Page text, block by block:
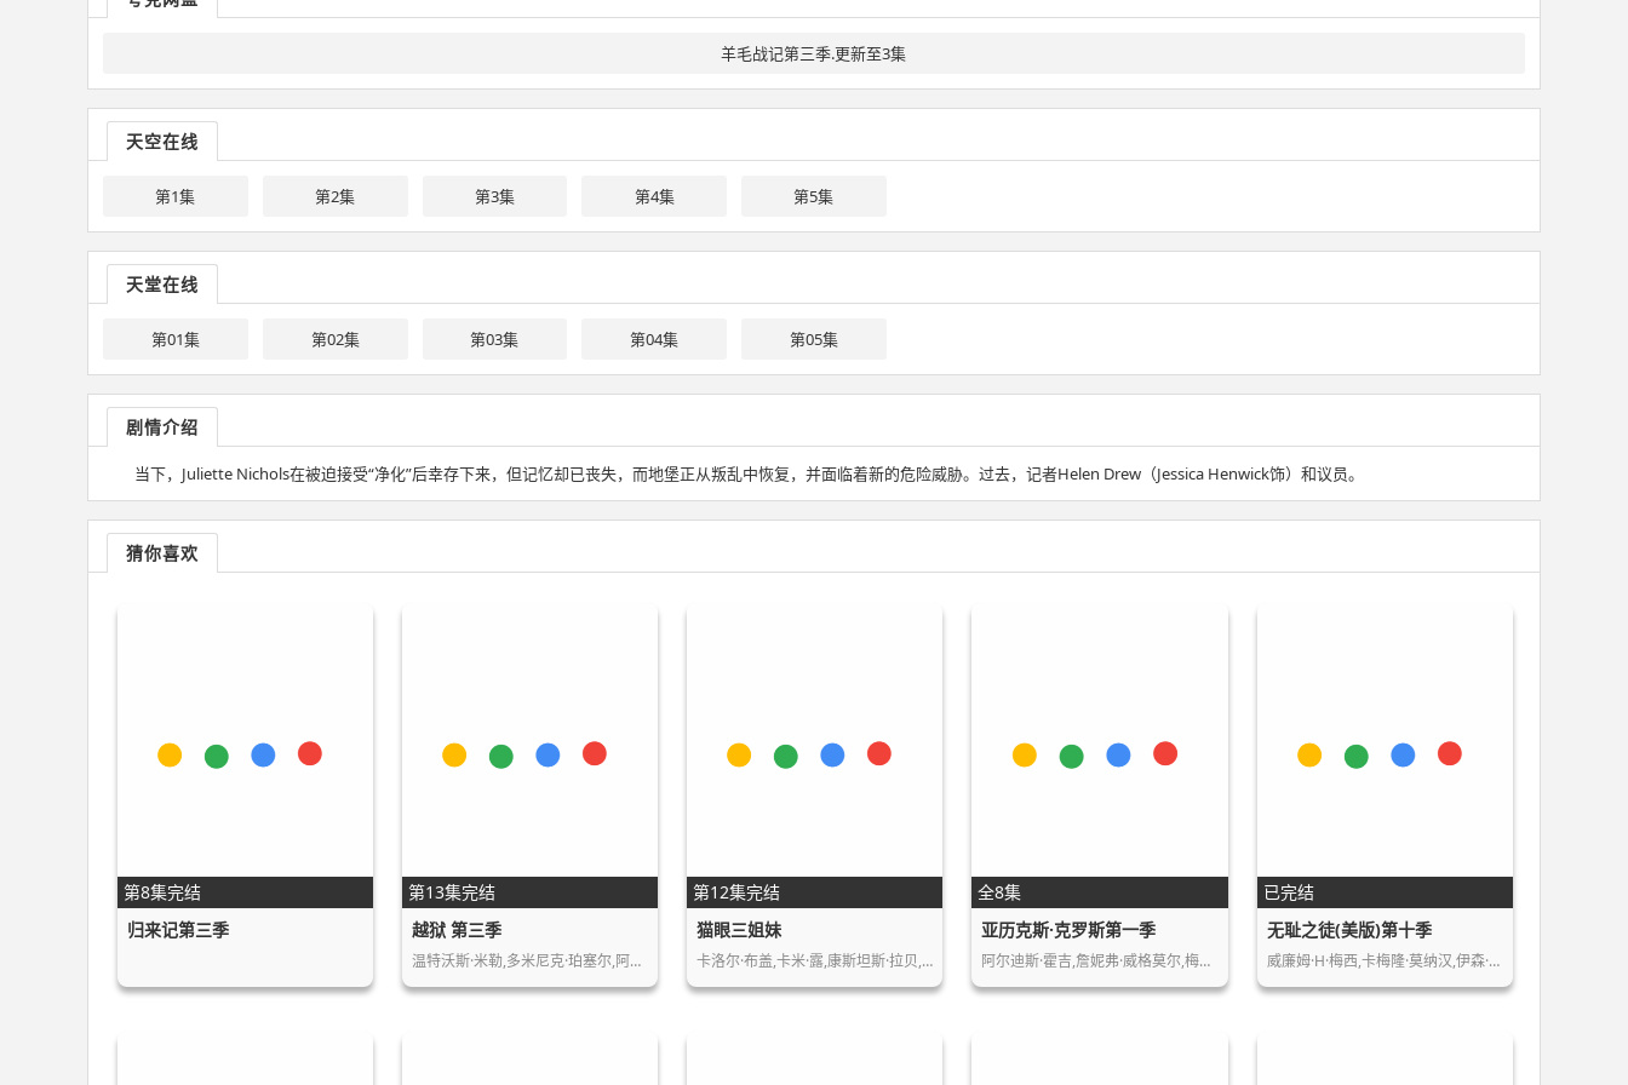
羊毛战记第三季.更新至3集
天空在线
第1集 第2集 第3集 第4集 第5集
天堂在线
第01集 第02集 第03集 第04集 第05集
剧情介绍
当下，Juliette Nichols在被迫接受“净化”后幸存下来，但记忆却已丧失，而地堡正从叛乱中恢复，并面临着新的危险威胁。过去，记者Helen Drew（Jessica Henwick饰）和议员。
猜你喜欢
第8集完结
归来记第三季
第13集完结
越狱 第三季
温特沃斯·米勒,多米尼克·珀塞尔,阿莫里·…
第12集完结
猫眼三姐妹
卡洛尔·布盖,卡米·露,康斯坦斯·拉贝,辛…
全8集
亚历克斯·克罗斯第一季
阿尔迪斯·霍吉,詹妮弗·威格莫尔,梅赛德斯…
已完结
无耻之徒(美版)第十季
威廉姆·H·梅西,卡梅隆·莫纳汉,伊森·卡…